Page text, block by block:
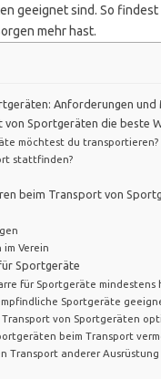
geeignet sind. So findest
mehr hast.
Anforderungen und
Sportgeräten die beste
möchtest du transportieren?
stattfinden?
beim Transport von
Verein
Sportgeräte
für Sportgeräte mindestens
Sportgeräte
von Sportgeräten
beim Transport
Transport anderer